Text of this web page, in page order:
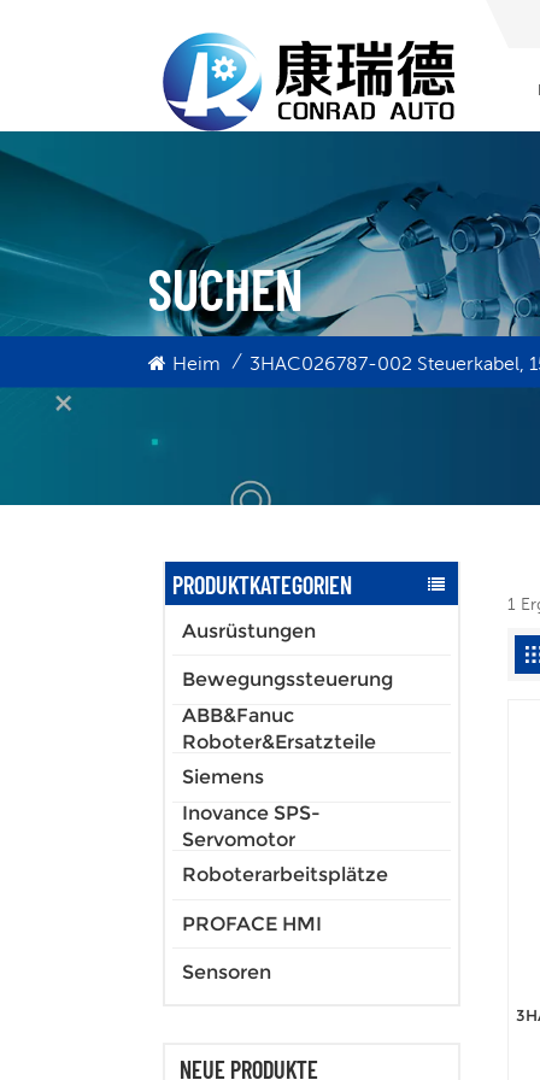
SUCHEN
Heim / 3HAC026787-002 Steuerkabel,
PRODUKTKATEGORIEN
Ausrüstungen
Bewegungssteuerung
ABB&Fanuc
Roboter&Ersatzteile
Siemens
Inovance SPS-
Servomotor
Roboterarbeitsplätze
PROFACE HMI
Sensoren
NEUE PRODUKTE
1